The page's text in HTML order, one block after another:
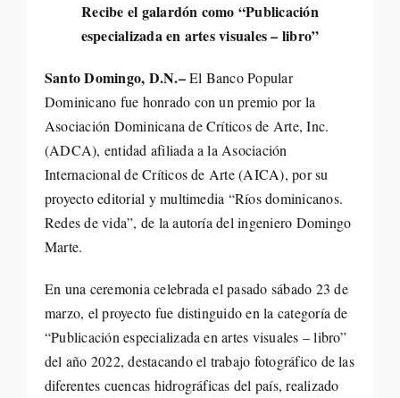
Recibe el galardón como “Publicación
especializada en artes visuales – libro”
Santo Domingo, D.N.–El Banco Popular
Dominicano fue honrado con un premio por la
Asociación Dominicana de Críticos de Arte, Inc.
(ADCA), entidad afiliada a la Asociación
Internacional de Críticos de Arte (AICA), por su
proyecto editorial y multimedia “Ríos dominicanos.
Redes de vida”, de la autoría del ingeniero Domingo
Marte.
En una ceremonia celebrada el pasado sábado 23 de
marzo, el proyecto fue distinguido en la categoría de
“Publicación especializada en artes visuales – libro”
del año 2022, destacando el trabajo fotográfico de las
diferentes cuencas hidrográficas del país, realizado